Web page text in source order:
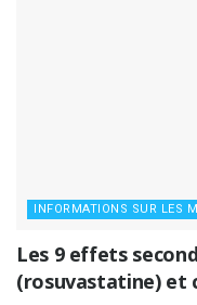
INFORMATIONS SUR LES
Les 9 effets
(rosuvastatine) et